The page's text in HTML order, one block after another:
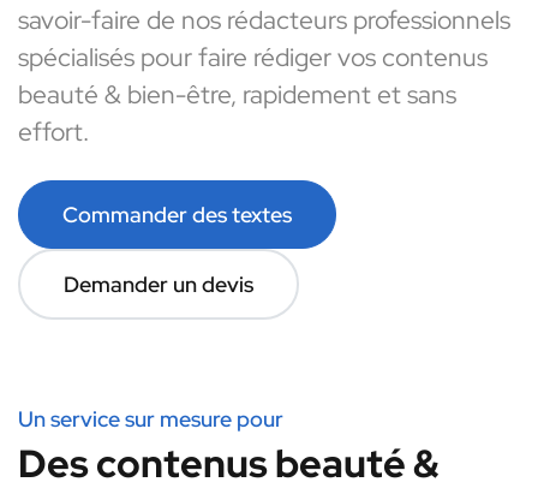
savoir-faire de nos rédacteurs professionnels
spécialisés pour faire rédiger vos contenus
beauté & bien-être, rapidement et sans
effort.
Commander des textes
Demander un devis
Un service sur mesure pour
Des contenus beauté &